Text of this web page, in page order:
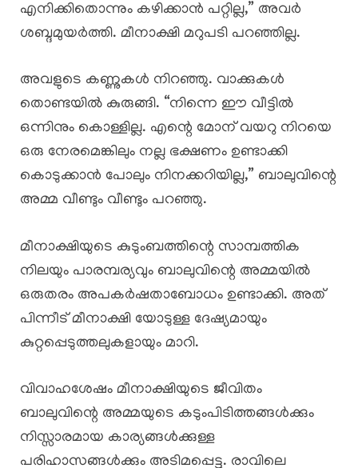
എനിക്കിതൊന്നും കഴിക്കാൻ പറ്റില്ല,” അവർ
ശബ്ദമുയർത്തി. മീനാക്ഷി മറുപടി പറഞ്ഞില്ല.
അവളുടെ കണ്ണുകൾ നിറഞ്ഞു. വാക്കുകൾ
തൊണ്ടയിൽ കുരുങ്ങി. “നിന്നെ ഈ വീട്ടിൽ
ഒന്നിനും കൊള്ളില്ല. എന്റെ മോന് വയറു നിറയെ
ഒരു നേരമെങ്കിലും നല്ല ഭക്ഷണം ഉണ്ടാക്കി
കൊടുക്കാൻ പോലും നിനക്കറിയില്ല,” ബാലുവിന്റെ
അമ്മ വീണ്ടും വീണ്ടും പറഞ്ഞു.
മീനാക്ഷിയുടെ കുടുംബത്തിന്റെ സാമ്പത്തിക
നിലയും പാരമ്പര്യവും ബാലുവിന്റെ അമ്മയിൽ
ഒരുതരം അപകർഷതാബോധം ഉണ്ടാക്കി. അത്
പിന്നീട് മീനാക്ഷി യോടുള്ള ദേഷ്യമായും
കുറ്റപ്പെടുത്തലുകളായും മാറി.
വിവാഹശേഷം മീനാക്ഷിയുടെ ജീവിതം
ബാലുവിന്റെ അമ്മയുടെ കടുംപിടിത്തങ്ങൾക്കും
നിസ്സാരമായ കാര്യങ്ങൾക്കുള്ള
പരിഹാസങ്ങൾക്കും അടിമപ്പെട്ടു. രാവിലെ